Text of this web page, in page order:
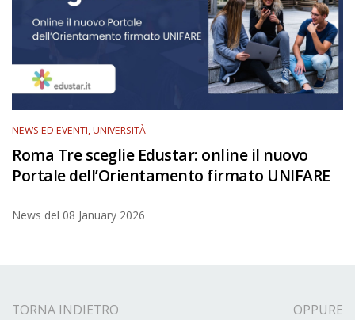
NEWS ED EVENTI,UNIVERSITÀ
Roma Tre sceglie Edustar: online il nuovo
Portale dell’Orientamento firmato UNIFARE
News del 08 January 2026
TORNA INDIETRO OPPURE